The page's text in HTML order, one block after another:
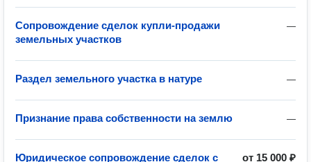
—
Сопровождение сделок купли-продажи
земельных участков
—
Раздел земельного участка в натуре
—
Признание права собственности на землю
от 15 000 ₽
Юридическое сопровождение сделок с